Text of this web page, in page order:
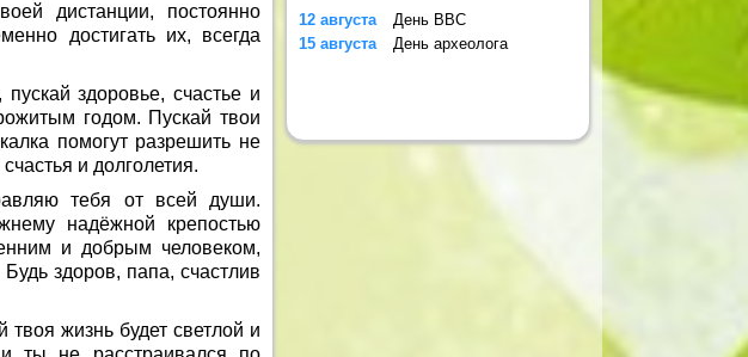
дистанции, постоянно
достигать их, всегда
здоровье, счастье и
годом. Пускай твои
помогут разрешить не
и долголетия.
тебя от всей души.
надёжной крепостью
и добрым человеком,
здоров, папа, счастлив
жизнь будет светлой и
12 августа
День ВВС
15 августа
День археолога